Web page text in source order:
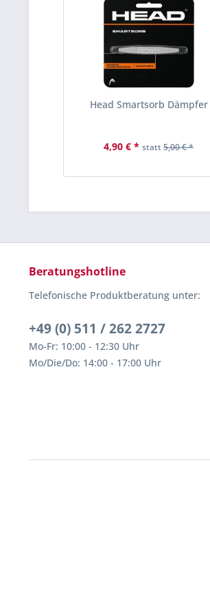
Head Smartsorb Dämpfer
4,90 € * statt5,00 € *
Beratungshotline
Telefonische Produktberatung unter:
+49 (0) 511 / 262 2727
Mo-Fr: 10:00 - 12:30 Uhr
Mo/Die/Do: 14:00 - 17:00 Uhr